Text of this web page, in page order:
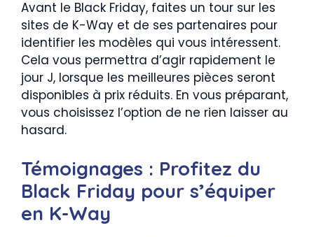
Avant le Black Friday, faites un tour sur les
sites de K-Way et de ses partenaires pour
identifier les modèles qui vous intéressent.
Cela vous permettra d’agir rapidement le
jour J, lorsque les meilleures pièces seront
disponibles à prix réduits. En vous préparant,
vous choisissez l’option de ne rien laisser au
hasard.
Témoignages : Profitez du
Black Friday pour s’équiper
en K-Way